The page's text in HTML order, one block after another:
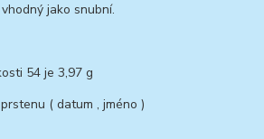
jako snubní.
54 je 3,97 g
( datum , jméno )